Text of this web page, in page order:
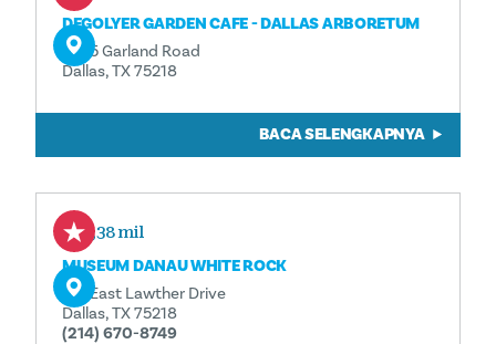
DEGOLYER GARDEN CAFE - DALLAS ARBORETUM
8525 Garland Road
Dallas, TX 75218
BACA SELENGKAPNYA
1,38 mil
MUSEUM DANAU WHITE ROCK
521 East Lawther Drive
Dallas, TX 75218
(214) 670-8749